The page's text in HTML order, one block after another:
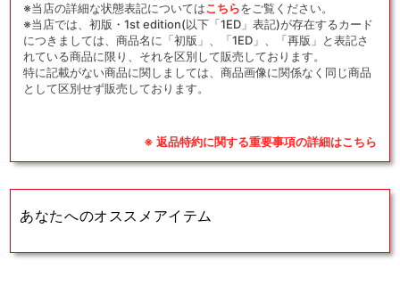
※当店の詳細な状態表記についてはこちらをご覧ください。
※当店では、初版・1st edition(以下「1ED」表記)が存在するカード
につきましては、商品名に「初版」、「1ED」、「再版」と表記さ
れている商品に限り、それを区別して販売しております。
特に記載がない商品に関しましては、商品画像に関係なく同じ商品
として区別せず販売しております。
※ 返品特約に関する重要事項の詳細はこちら
あなたへのオススメアイテム